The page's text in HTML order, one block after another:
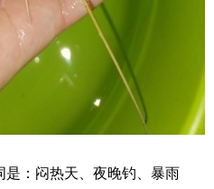
是：闷热天、夜晚钓、暴雨